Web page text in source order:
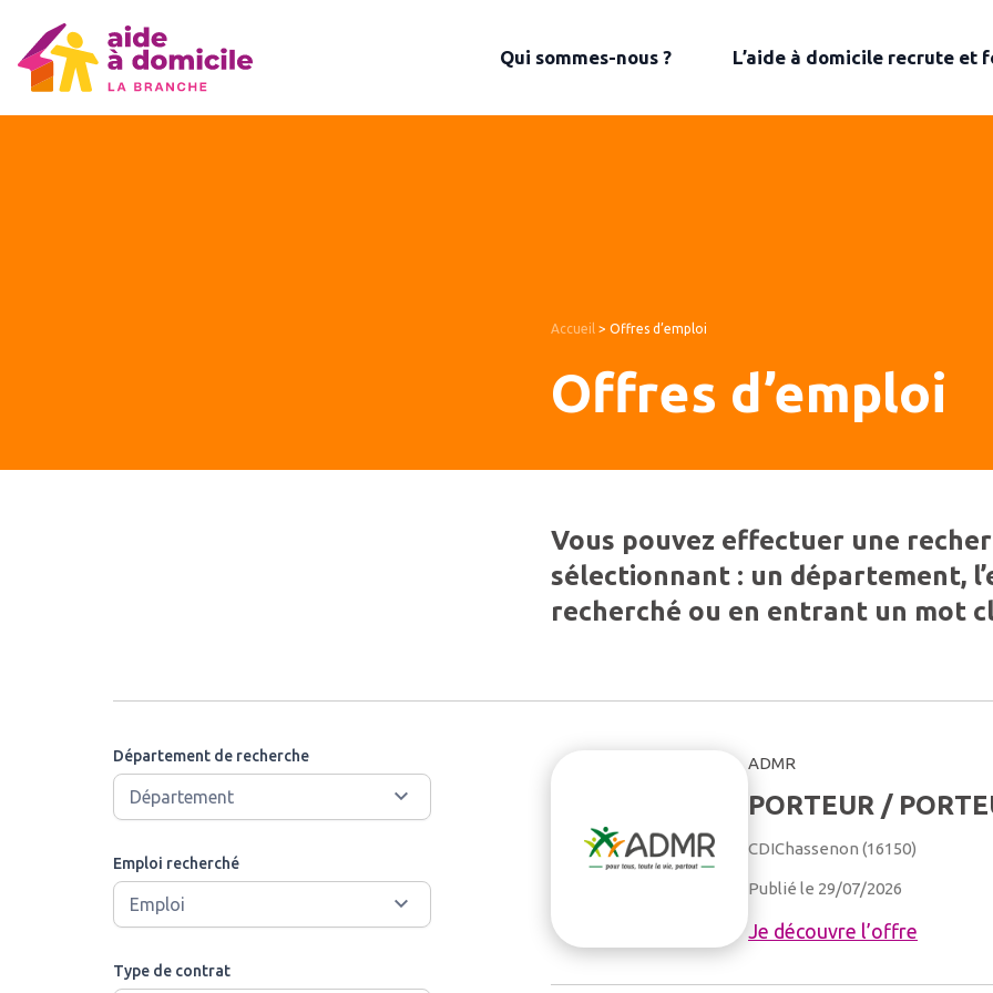
Qui sommes-nous ? L’aide à domicile recrute et
Accueil > Offres d’emploi
Offres d’emploi
Vous pouvez effectuer une
sélectionnant : un département,
recherché ou en entrant un mot
Département de recherche
Emploi recherché
Type de contrat
ADMR
PORTEUR /
CDIChassenon (16150)
Publié le 29/07/2026
Je découvre l’offre